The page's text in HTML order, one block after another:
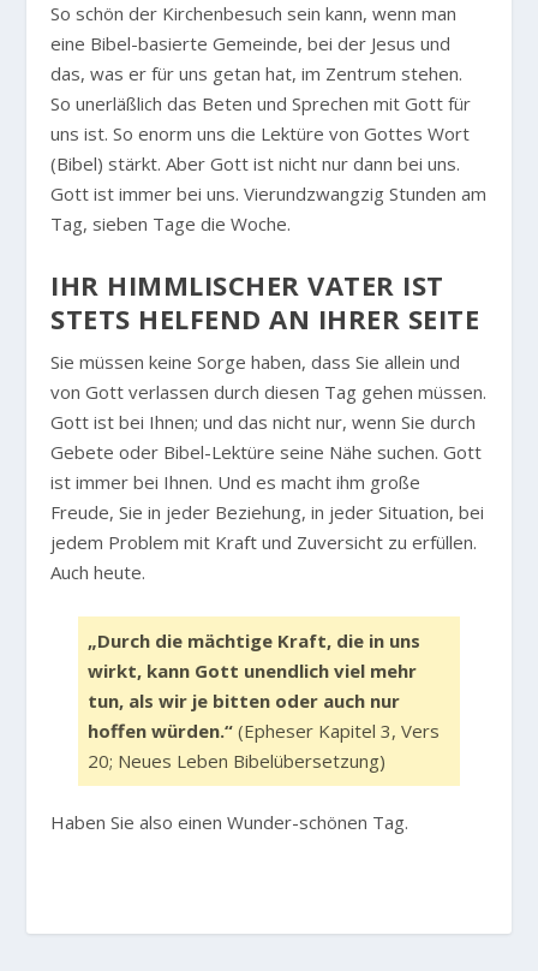
So schön der Kirchenbesuch sein kann, wenn man
eine Bibel-basierte Gemeinde, bei der Jesus und
das, was er für uns getan hat, im Zentrum stehen.
So unerläßlich das Beten und Sprechen mit Gott für
uns ist. So enorm uns die Lektüre von Gottes Wort
(Bibel) stärkt. Aber Gott ist nicht nur dann bei uns.
Gott ist immer bei uns. Vierundzwangzig Stunden am
Tag, sieben Tage die Woche.
IHR HIMMLISCHER VATER IST
STETS HELFEND AN IHRER SEITE
Sie müssen keine Sorge haben, dass Sie allein und
von Gott verlassen durch diesen Tag gehen müssen.
Gott ist bei Ihnen; und das nicht nur, wenn Sie durch
Gebete oder Bibel-Lektüre seine Nähe suchen. Gott
ist immer bei Ihnen. Und es macht ihm große
Freude, Sie in jeder Beziehung, in jeder Situation, bei
jedem Problem mit Kraft und Zuversicht zu erfüllen.
Auch heute.
„Durch die mächtige Kraft, die in uns
wirkt, kann Gott unendlich viel mehr
tun, als wir je bitten oder auch nur
hoffen würden.“(Epheser Kapitel 3, Vers
20; Neues Leben Bibelübersetzung)
Haben Sie also einen Wunder-schönen Tag.